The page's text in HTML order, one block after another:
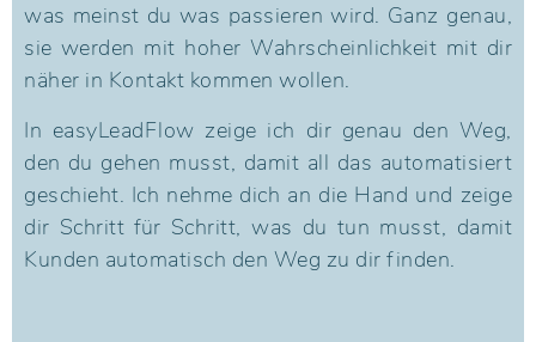
was meinst du was passieren wird. Ganz genau,
sie werden mit hoher Wahrscheinlichkeit mit dir
näher in Kontakt kommen wollen.
In easyLeadFlow zeige ich dir genau den Weg,
den du gehen musst, damit all das automatisiert
geschieht. Ich nehme dich an die Hand und zeige
dir Schritt für Schritt, was du tun musst, damit
Kunden automatisch den Weg zu dir finden.